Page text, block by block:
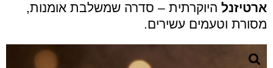
ארטיזנל היוקרתית – סדרה שמשלבת אומנות,
מסורת וטעמים עשירים.